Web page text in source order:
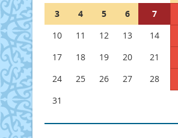
3
4 5 6 7
10
11 12 13 14
17
18 19 20 21
24
25 26 27 28
31